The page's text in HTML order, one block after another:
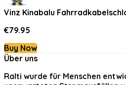
Vinz Kinabalu
€79.95
Buy Now
Über uns
Ralti wurde für Menschen